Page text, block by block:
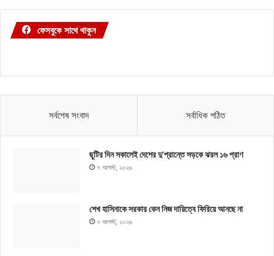
ফেসবুকে সাথে থাকুন
সর্বশেষ সংবাদ সর্বাধিক পঠিত
ছুটির দিন সকালেই দেশের দু’প্রান্তে সড়কে ঝরল ১৬ প্রাণ
৭ আগস্ট, ২০২৬
শেখ হাসিনাকে সরকার কেন নিজ দায়িত্বে ফিরিয়ে আনছে না
৭ আগস্ট, ২০২৬